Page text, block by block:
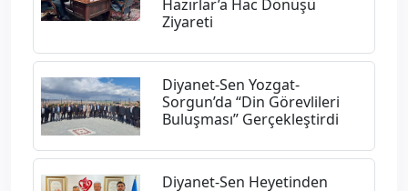
Hazırlar’a Hac Dönüşü
Ziyareti
Diyanet-Sen Yozgat-
Sorgun’da “Din Görevlileri
Buluşması” Gerçekleştirdi
Diyanet-Sen Heyetinden